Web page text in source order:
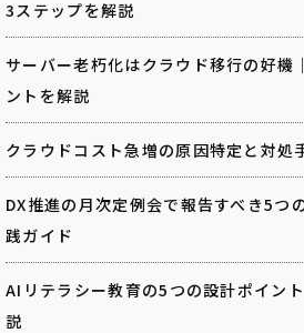
3ステップを解説
サーバー老朽化はクラウド移行の好機
ントを解説
クラウドコスト急増の原因特定と対処
DX推進の月次定例会で報告すべき5つ
践ガイド
AIリテラシー教育の5つの設計ポイン
説